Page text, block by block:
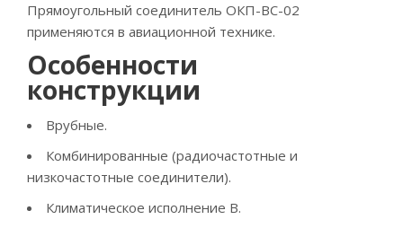
Прямоугольный соединитель ОКП-ВС-02
применяются в авиационной технике.
Особенности
конструкции
Врубные.
Комбинированные (радиочастотные и
низкочастотные соединители).
Климатическое исполнение В.